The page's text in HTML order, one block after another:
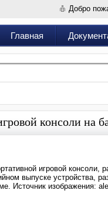
Добро
Главная
консоли на
игровой консоли,
выпуске устройства,
Источник изображения: